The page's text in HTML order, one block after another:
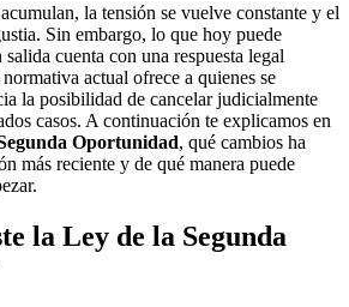
la tensión se vuelve constante y el
Sin embargo, lo que hoy puede
cuenta con una respuesta legal
actual ofrece a quienes se
la posibilidad de cancelar judicialmente
casos. A continuación te explicamos en
Oportunidad, qué cambios ha
más reciente y de qué manera puede
la Ley de la Segunda